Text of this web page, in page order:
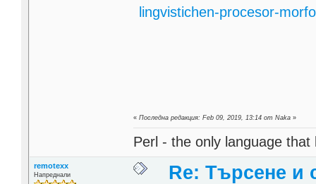
lingvistichen-procesor-
«Последна редакция: Feb 09, 2019, 13:14 от Naka »
Perl - the only language
remotexx
Напреднали Re: Търсене и